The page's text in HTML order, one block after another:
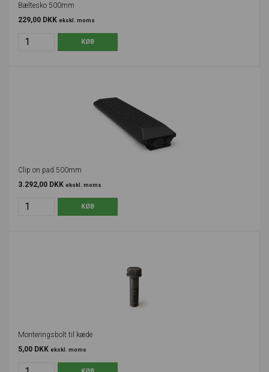
Bæltesko 500mm
229,00 DKK ekskl. moms
Clip on pad 500mm
3.292,00 DKK ekskl. moms
Monteringsbolt til kæde
5,00 DKK ekskl. moms